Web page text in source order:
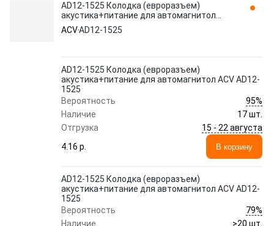
AD12-1525 Колодка (евроразъем)
акустика+питание для автомагнитол
ACV AD12-1525
ACVAD12-1525
AD12-1525 Колодка (евроразъем)
акустика+питание для автомагнитол ACV AD12-
1525
Вероятность
95%
Наличие
17 шт.
Отгрузка
15 - 22 августа
4.16 p.
В корзину
AD12-1525 Колодка (евроразъем)
акустика+питание для автомагнитол ACV AD12-
1525
Вероятность
79%
Наличие
>20 шт.